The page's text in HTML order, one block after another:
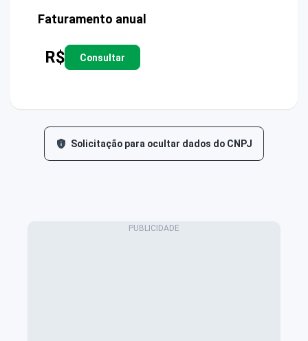
Faturamento anual
R$ Consultar
Solicitação para ocultar dados do CNPJ